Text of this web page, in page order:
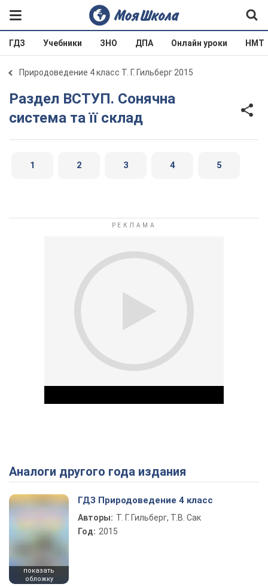
ГДЗ Учебники ЗНО ДПА Онлайн уроки НМТ
Природоведение 4 класс Т. Г. Гильберг 2015
Раздел ВСТУП. Сонячна
система та її склад
1 2 3 4 5
Play Video
Аналоги другого года издания
показать
обложку
ГДЗ Природоведение 4 класс
Авторы: Т. Г. Гильберг, Т.В. Сак
Год: 2015